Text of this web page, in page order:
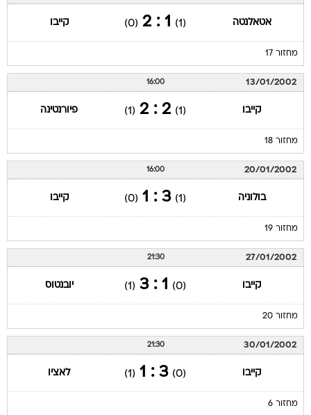
אטאלנטה (1)
1 : 2
(0) קייבו
מחזור 17
13/01/2002
16:00
קייבו (1)
2 : 2
(1) פיורנטינה
מחזור 18
20/01/2002
16:00
בולוניה (1)
3 : 1
(0) קייבו
מחזור 19
27/01/2002
21:30
קייבו (0)
1 : 3
(1) יובנטוס
מחזור 20
30/01/2002
21:30
קייבו (0)
3 : 1
(1) לאציו
מחזור 6